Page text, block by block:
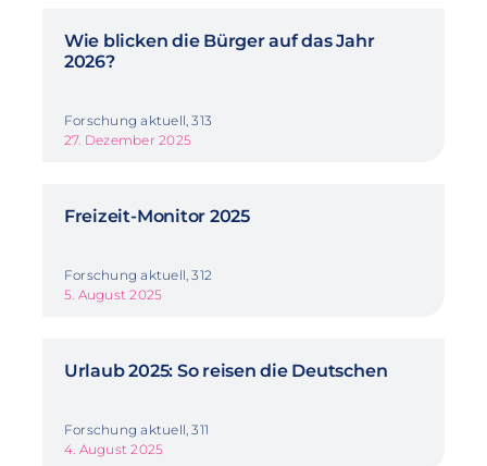
Wie blicken die Bürger auf das Jahr
2026?
Forschung aktuell, 313
27. Dezember 2025
Freizeit-Monitor 2025
Forschung aktuell, 312
5. August 2025
Urlaub 2025: So reisen die Deutschen
Forschung aktuell, 311
4. August 2025